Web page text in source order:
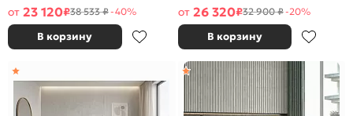
от 23 120₽38 533 ₽-40%
В корзину
от 26 320₽32 900 ₽-20%
В корзину